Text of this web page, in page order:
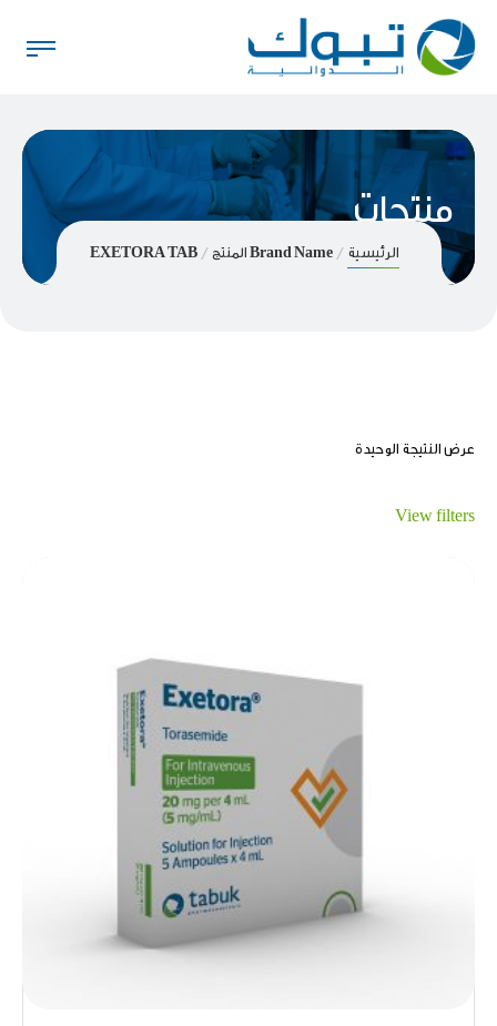
منتجات
الرئيسية Brand Name المنتج EXETORA TAB
عرض النتيجة الوحيدة
View filters